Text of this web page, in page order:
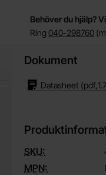
Behöver du hjälp?
Ring 040-298760
Dokument
Datasheet (pdf,
SKU:
MPN: